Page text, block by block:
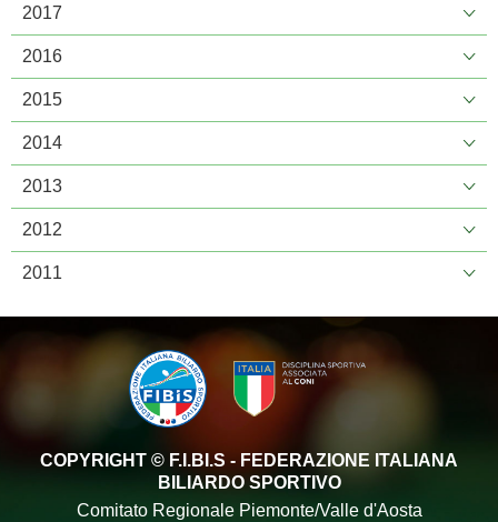
2017
2016
2015
2014
2013
2012
2011
COPYRIGHT © F.I.BI.S - FEDERAZIONE ITALIANA
BILIARDO SPORTIVO
Comitato Regionale Piemonte/Valle d'Aosta